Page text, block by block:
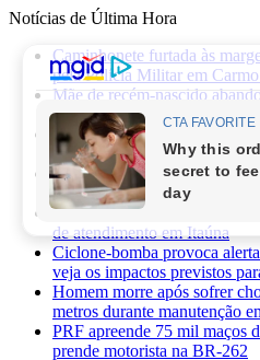
Notícias de Última Hora
Caminhonete furtada às
pela Polícia Militar em
Mãe de recém-nascido
Sabará
Três pessoas ficam feridas
Planalto, em Divinópolis
Previsão do tempo: fim de
umidade em Divinópolis
Homem quebra vidro da
de atendimento em Itaúna
Ciclone-bomba provoca
veja os impactos previstos
Homem morre após sofrer
metros durante manutenção
PRF apreende 75 mil maços
prende motorista na BR-262